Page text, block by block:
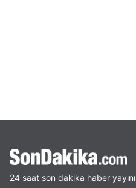
24 saat son dakika haber yayını